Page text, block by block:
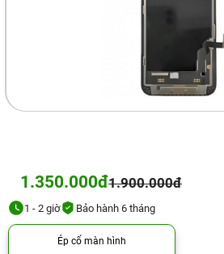
1.350.000đ1.900.000đ
1 - 2 giờ Bảo hành 6 tháng
Ép cổ màn hình